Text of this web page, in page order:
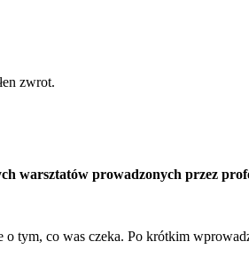
zwrot.
prowadzonych przez
tym, co was czeka. Po krótkim